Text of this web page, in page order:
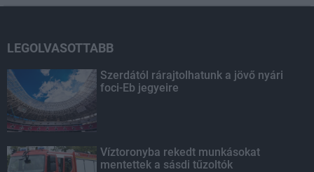
LEGOLVASOTTABB
Szerdától rárajtolhatunk a jövő nyári
foci-Eb jegyeire
Víztoronyba rekedt munkásokat
mentettek a sásdi tűzoltók